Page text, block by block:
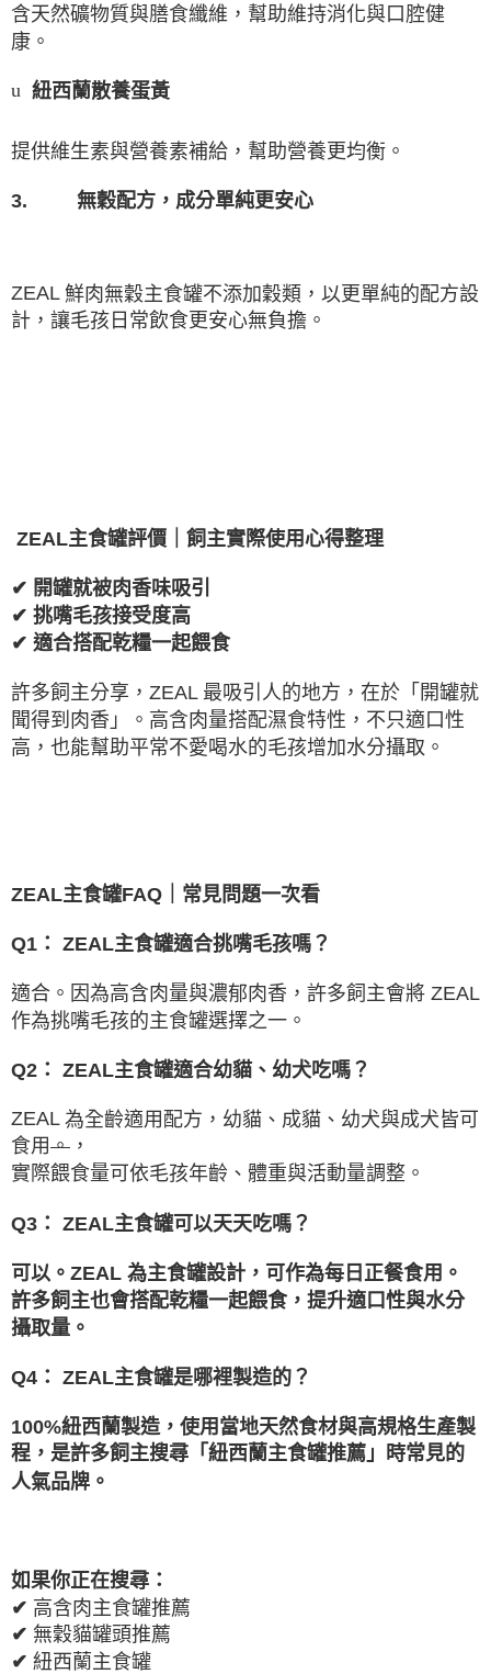
含天然礦物質與膳食纖維，幫助維持消化與口腔健
康。
u 紐西蘭散養蛋黃
提供維生素與營養素補給，幫助營養更均衡。
3. 無穀配方，成分單純更安心
ZEAL 鮮肉無穀主食罐不添加穀類，以更單純的配方設
計，讓毛孩日常飲食更安心無負擔。
ZEAL主食罐評價｜飼主實際使用心得整理
✔ 開罐就被肉香味吸引
✔ 挑嘴毛孩接受度高
✔ 適合搭配乾糧一起餵食
許多飼主分享， ZEAL 最吸引人的地方，在於「開罐就
聞得到肉香」。高含肉量搭配濕食特性，不只適口性
高，也能幫助平常不愛喝水的毛孩增加水分攝取。
ZEAL主食罐FAQ ｜常見問題一次看
Q1 ： ZEAL主食罐適合挑嘴毛孩嗎？
適合。因為高含肉量與濃郁肉香，許多飼主會將 ZEAL
作為挑嘴毛孩的主食罐選擇之一。
Q2 ： ZEAL主食罐適合幼貓、幼犬吃嗎？
ZEAL 為全齡適用配方，幼貓、成貓、幼犬與成犬皆可
食用。 ，
實際餵食量可依毛孩年齡、體重與活動量調整。
Q3 ： ZEAL主食罐可以天天吃嗎？
可以。 ZEAL 為主食罐設計，可作為每日正餐食用。
許多飼主也會搭配乾糧一起餵食，提升適口性與水分
攝取量。
Q4 ： ZEAL主食罐是哪裡製造的？
100%紐西蘭製造，使用當地天然食材與高規格生產製
程，是許多飼主搜尋「紐西蘭主食罐推薦」時常見的
人氣品牌。
如果你正在搜尋：
✔ 高含肉主食罐推薦
✔ 無穀貓罐頭推薦
✔ 紐西蘭主食罐